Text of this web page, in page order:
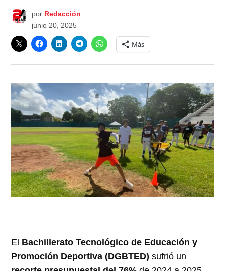
por Redacción
junio 20, 2025
Más
El Bachillerato Tecnológico de Educación y
Promoción Deportiva (DGBTED) sufrió un